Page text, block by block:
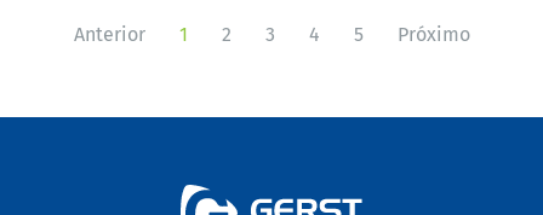
Anterior 1 2 3 4 5 Próximo